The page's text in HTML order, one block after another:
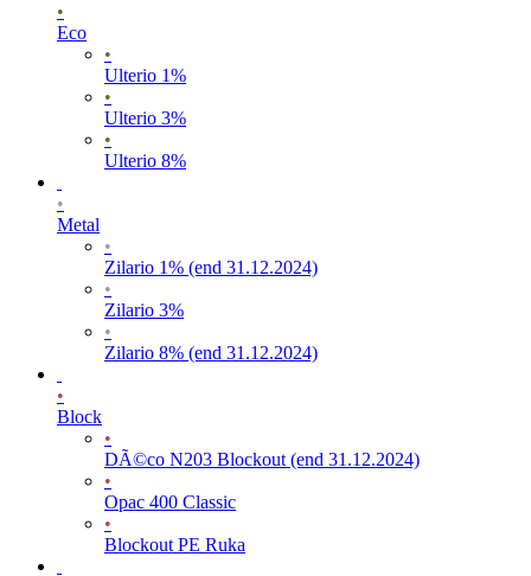
•
Eco
•
Ulterio 1%
•
Ulterio 3%
•
Ulterio 8%
•
Metal
•
Zilario 1% (end 31.12.2024)
•
Zilario 3%
•
Zilario 8% (end 31.12.2024)
•
Block
•
DÃ©co N203 Blockout (end 31.12.2024)
•
Opac 400 Classic
•
Blockout PE Ruka